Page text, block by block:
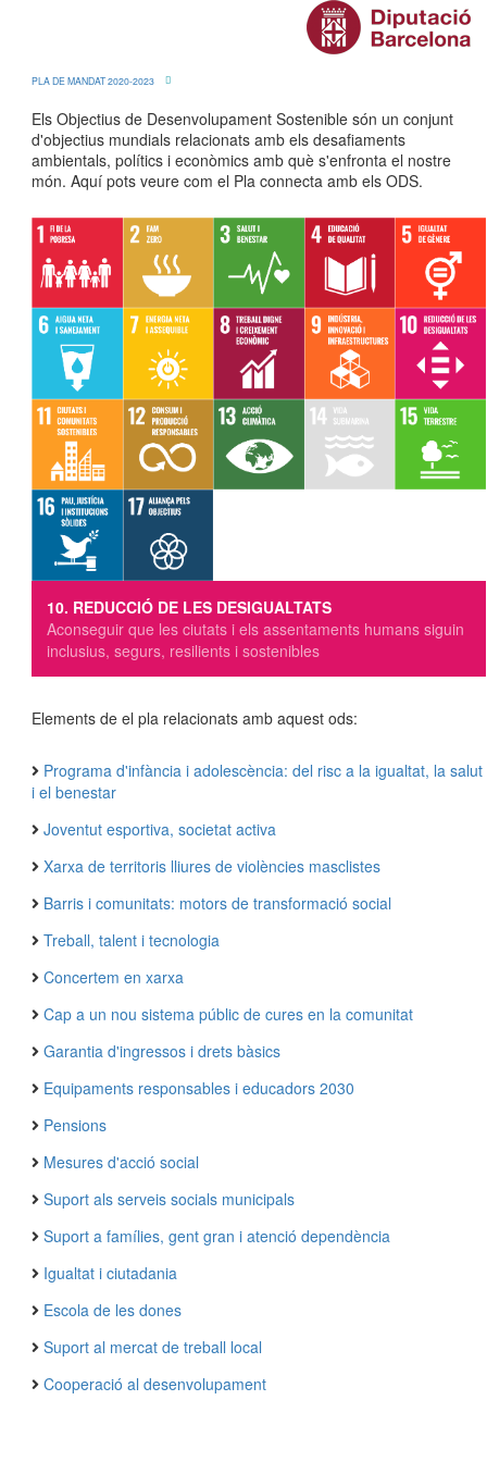
PLA DE MANDAT 2020-2023
Els Objectius de Desenvolupament Sostenible són un conjunt
d'objectius mundials relacionats amb els desafiaments
ambientals, polítics i econòmics amb què s'enfronta el nostre
món. Aquí pots veure com el Pla connecta amb els ODS.
10. REDUCCIÓ DE LES DESIGUALTATS
Aconseguir que les ciutats i els assentaments humans siguin
inclusius, segurs, resilients i sostenibles
Elements de el pla relacionats amb aquest ods:
Programa d'infància i adolescència: del risc a la igualtat, la salut
i el benestar
Joventut esportiva, societat activa
Xarxa de territoris lliures de violències masclistes
Barris i comunitats: motors de transformació social
Treball, talent i tecnologia
Concertem en xarxa
Cap a un nou sistema públic de cures en la comunitat
Garantia d'ingressos i drets bàsics
Equipaments responsables i educadors 2030
Pensions
Mesures d'acció social
Suport als serveis socials municipals
Suport a famílies, gent gran i atenció dependència
Igualtat i ciutadania
Escola de les dones
Suport al mercat de treball local
Cooperació al desenvolupament